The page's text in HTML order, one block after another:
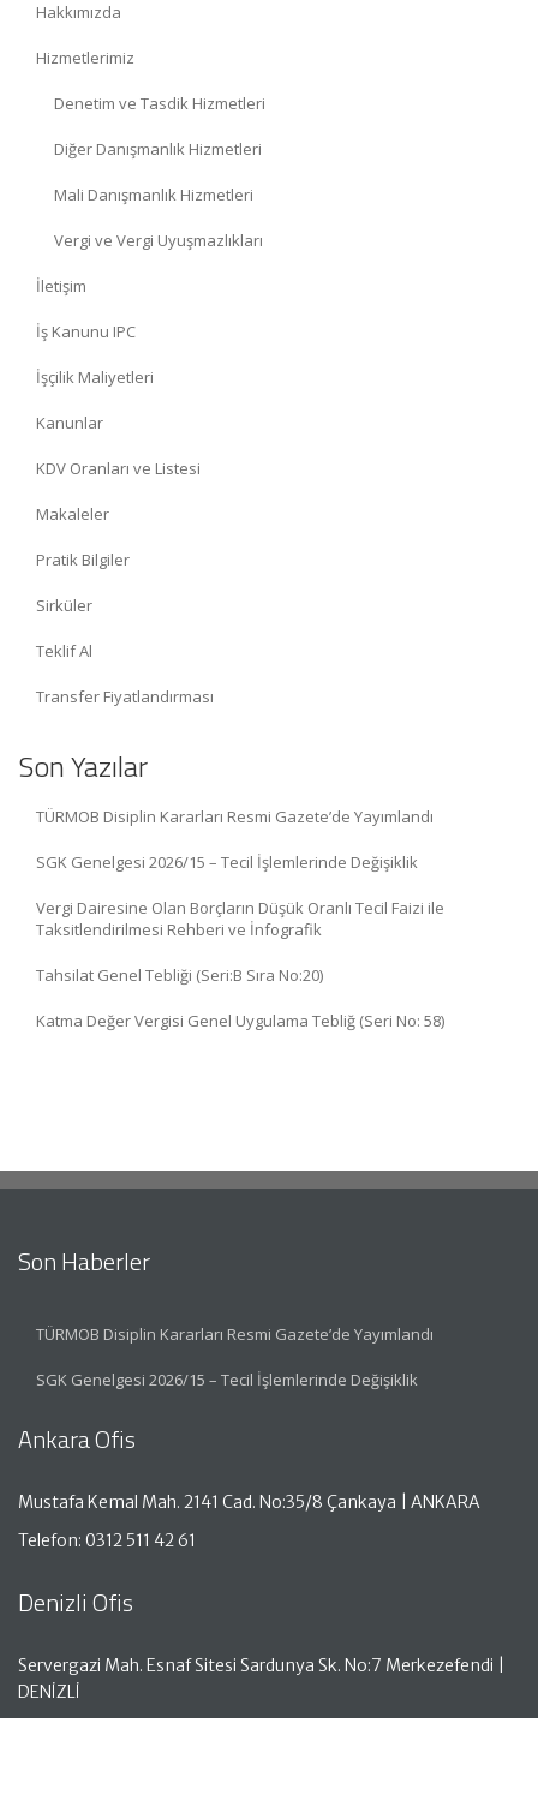
Hakkımızda
Hizmetlerimiz
Denetim ve Tasdik Hizmetleri
Diğer Danışmanlık Hizmetleri
Mali Danışmanlık Hizmetleri
Vergi ve Vergi Uyuşmazlıkları
İletişim
İş Kanunu IPC
İşçilik Maliyetleri
Kanunlar
KDV Oranları ve Listesi
Makaleler
Pratik Bilgiler
Sirküler
Teklif Al
Transfer Fiyatlandırması
Son Yazılar
TÜRMOB Disiplin Kararları Resmi Gazete’de Yayımlandı
SGK Genelgesi 2026/15 – Tecil İşlemlerinde Değişiklik
Vergi Dairesine Olan Borçların Düşük Oranlı Tecil Faizi ile
Taksitlendirilmesi Rehberi ve İnfografik
Tahsilat Genel Tebliği (Seri:B Sıra No:20)
Katma Değer Vergisi Genel Uygulama Tebliğ (Seri No: 58)
Son Haberler
TÜRMOB Disiplin Kararları Resmi Gazete’de Yayımlandı
SGK Genelgesi 2026/15 – Tecil İşlemlerinde Değişiklik
Ankara Ofis
Mustafa Kemal Mah. 2141 Cad. No:35/8 Çankaya | ANKARA
Telefon: 0312 511 42 61
Denizli Ofis
Servergazi Mah. Esnaf Sitesi Sardunya Sk. No:7 Merkezefendi |
DENİZLİ